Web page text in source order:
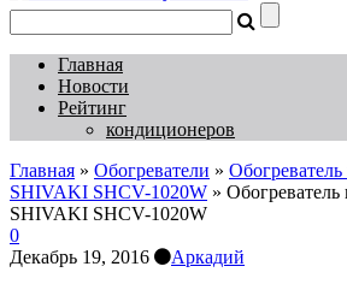
Главная
Новости
Рейтинг
кондиционеров
Главная » Обогреватели »
SHIVAKI SHCV-1020W »
SHIVAKI SHCV-1020W
0
Декабрь 19, 2016
Аркадий